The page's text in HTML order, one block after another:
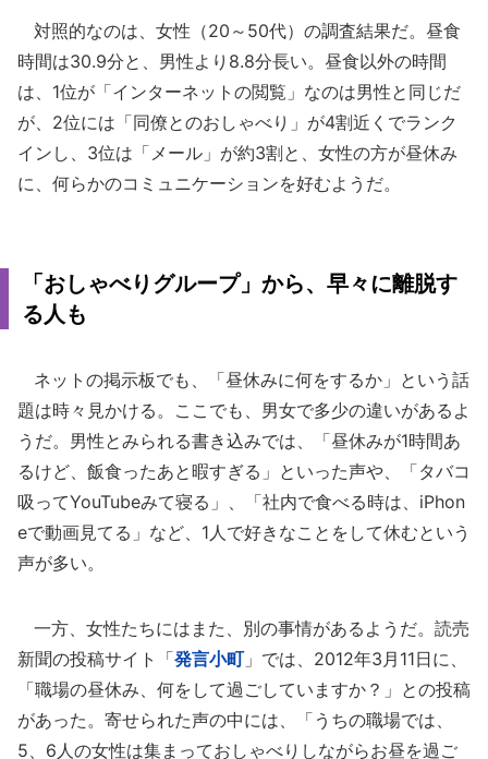
対照的なのは、女性（20～50代）の調査結果だ。昼食
時間は30.9分と、男性より8.8分長い。昼食以外の時間
は、1位が「インターネットの閲覧」なのは男性と同じだ
が、2位には「同僚とのおしゃべり」が4割近くでランク
インし、3位は「メール」が約3割と、女性の方が昼休み
に、何らかのコミュニケーションを好むようだ。
「おしゃべりグループ」から、早々に離脱す
る人も
ネットの掲示板でも、「昼休みに何をするか」という話
題は時々見かける。ここでも、男女で多少の違いがあるよ
うだ。男性とみられる書き込みでは、「昼休みが1時間あ
るけど、飯食ったあと暇すぎる」といった声や、「タバコ
吸ってYouTubeみて寝る」、「社内で食べる時は、iPhon
eで動画見てる」など、1人で好きなことをして休むという
声が多い。
一方、女性たちにはまた、別の事情があるようだ。読売
新聞の投稿サイト「発言小町」では、2012年3月11日に、
「職場の昼休み、何をして過ごしていますか？」との投稿
があった。寄せられた声の中には、「うちの職場では、
5、6人の女性は集まっておしゃべりしながらお昼を過ご